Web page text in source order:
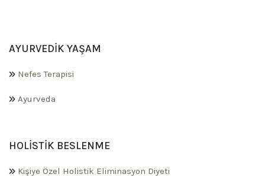
AYURVEDIK YAŞAM
Nefes Terapisi
Ayurveda
HOLISTIK BESLENME
Kişiye Özel Holistik Eliminasyon Diyeti